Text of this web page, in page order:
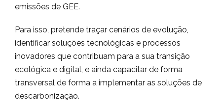
emissões de GEE.
Para isso, pretende traçar cenários de evolução,
identificar soluções tecnológicas e processos
inovadores que contribuam para a sua transição
ecológica e digital, e ainda capacitar de forma
transversal de forma a implementar as soluções de
descarbonização.